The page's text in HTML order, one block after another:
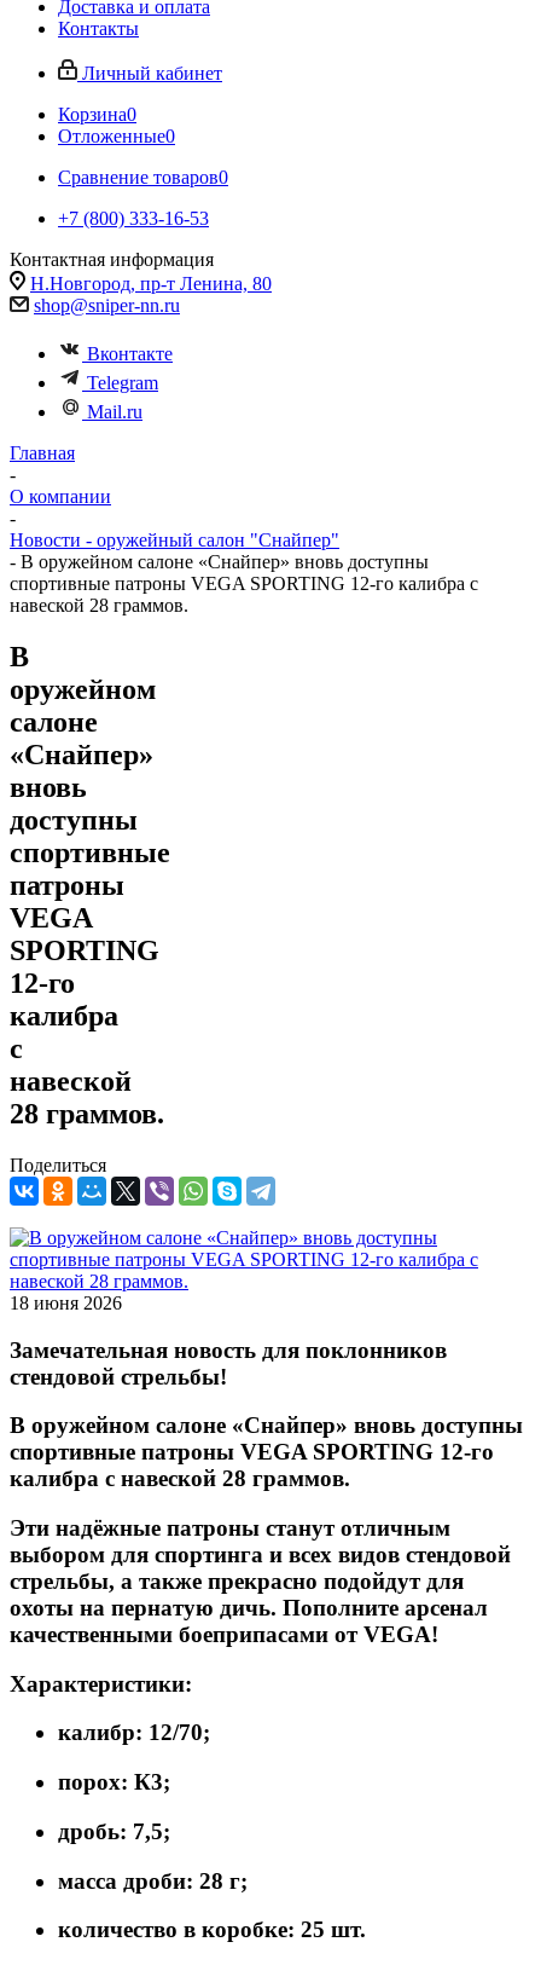
Доставка и оплата
Контакты
Личный кабинет
Корзина0
Отложенные0
Сравнение товаров0
+7 (800) 333-16-53
Контактная информация
Н.Новгород, пр-т Ленина, 80
shop@sniper-nn.ru
Вконтакте
Telegram
Mail.ru
Главная
-
О компании
-
Новости - оружейный салон "Снайпер"
- В оружейном салоне «Снайпер» вновь доступны
спортивные патроны VEGA SPORTING 12‑го калибра с
навеской 28 граммов.
В
оружейном
салоне
«Снайпер»
вновь
доступны
спортивные
патроны
VEGA
SPORTING
12‑го
калибра
с
навеской
28 граммов.
Поделиться
18 июня 2026
Замечательная новость для поклонников
стендовой стрельбы!
В оружейном салоне «Снайпер» вновь доступны
спортивные патроны VEGA SPORTING 12‑го
калибра с навеской 28 граммов.
Эти надёжные патроны станут отличным
выбором для спортинга и всех видов стендовой
стрельбы, а также прекрасно подойдут для
охоты на пернатую дичь. Пополните арсенал
качественными боеприпасами от VEGA!
Характеристики:
калибр: 12/70;
порох: К3;
дробь: 7,5;
масса дроби: 28 г;
количество в коробке: 25 шт.